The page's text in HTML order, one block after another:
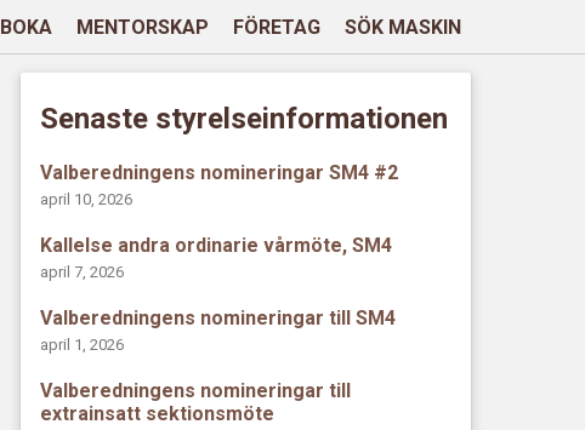
BOKA MENTORSKAP FÖRETAG SÖK MASKIN
Senaste styrelseinformationen
Valberedningens nomineringar SM4 #2
april 10, 2026
Kallelse andra ordinarie vårmöte, SM4
april 7, 2026
Valberedningens nomineringar till SM4
april 1, 2026
Valberedningens nomineringar till
extrainsatt sektionsmöte